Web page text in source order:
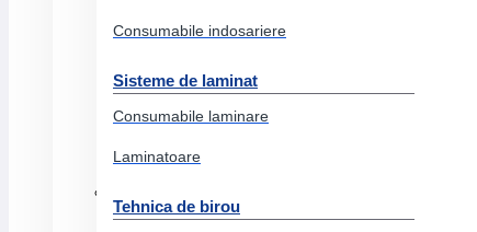
Consumabile indosariere
Sisteme de laminat
Consumabile laminare
Laminatoare
Tehnica de birou
Suporti birou
Tusuri si tusiere